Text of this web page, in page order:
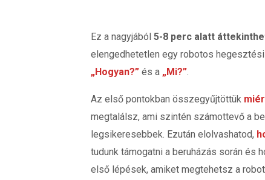
Ez a nagyjából 5-8 perc alatt
elengedhetetlen egy robotos
„Hogyan?” és a „Mi?”
Az első pontokban összegyűjtöttük
megtalálsz, ami szintén számottevő a
legsikeresebbek. Ezután elolvashatod,
tudunk támogatni a beruházás során és
első lépések, amiket megtehetsz a